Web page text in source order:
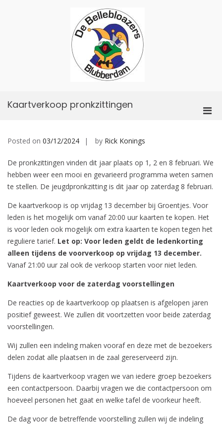
Kaartverkoop pronkzittingen
Posted on 03/12/2024 by Rick Konings
De pronkzittingen vinden dit jaar plaats op 1, 2 en 8 februari. We
hebben weer een mooi en gevarieerd programma weten samen
te stellen. De jeugdpronkzitting is dit jaar op zaterdag 8 februari.
De kaartverkoop is op vrijdag 13 december bij Groentjes. Voor
leden is het mogelijk om vanaf 20:00 uur kaarten te kopen. Het
is voor leden ook mogelijk om extra kaarten te kopen tegen het
reguliere tarief. Let op: Voor leden geldt de ledenkorting
alleen tijdens de voorverkoop op vrijdag 13 december.
Vanaf 21:00 uur zal ook de verkoop starten voor niet leden.
Kaartverkoop voor de zaterdag voorstellingen
De reacties op de kaartverkoop op plaatsen is afgelopen jaren
positief geweest. We zullen dit voortzetten voor beide zaterdag
voorstellingen.
Wij zullen een indeling maken vooraf en deze met de bezoekers
delen zodat alle plaatsen in de zaal gereserveerd zijn.
Tijdens de kaartverkoop vragen we van iedere groep bezoekers
een contactpersoon. Daarbij vragen we die contactpersoon om
hoeveel personen het gaat en welke tafel de voorkeur heeft.
De dag voor de betreffende voorstelling zullen wij de indeling